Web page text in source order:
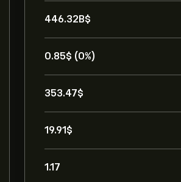
446.32B‎$‎
0.85‎$‎ (0%)
353.47‎$‎
19.91‎$‎
1.17